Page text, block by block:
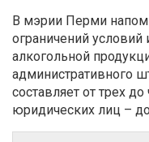
В мэрии Перми
ограничений
алкогольной
административного
составляет от трех
юридических лиц –